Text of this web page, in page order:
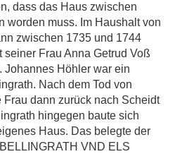
dass das Haus zwischen
worden muss. Im Haushalt von
zwischen 1735 und 1744
Frau Anna Getrud Voß
Johannes Höhler war ein
Nach dem Tod von
dann zurück nach Scheidt
hingegen baute sich
Haus. Das belegte der
VND ELS